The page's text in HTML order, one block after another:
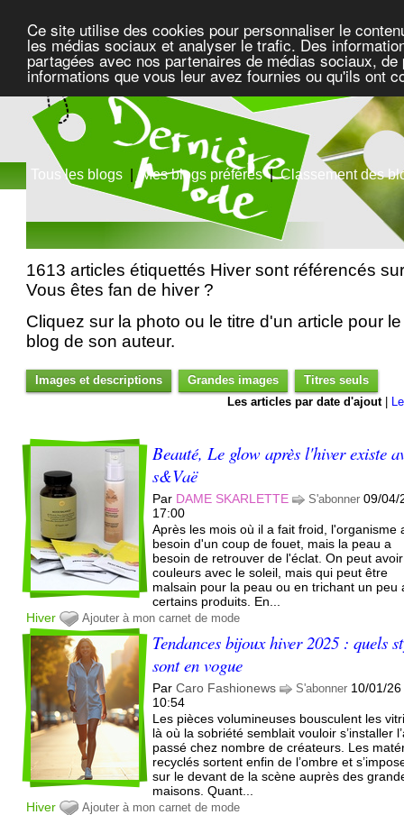
Ce site utilise des cookies pour personnaliser le
les médias sociaux et analyser le trafic. Des
partagées avec nos partenaires de médias sociaux,
informations que vous leur avez fournies ou qu'ils ont
Tous les blogs | Mes blogs préférés|Classement des
1613 articles étiquettés Hiver sont référencés
Vous êtes fan de hiver ?
Cliquez sur la photo ou le titre d'un article pour
blog de son auteur.
Images et descriptions Grandes images
Titres seuls
Les articles par date d'ajout|
Beauté, Le glow après l'hiver existe
s&Vaë
Par DAME SKARLETTE S'abonner 09/04/
17:00
Après les mois où il a fait froid, l'organisme
besoin d'un coup de fouet, mais la peau a
besoin de retrouver de l'éclat. On peut
couleurs avec le soleil, mais qui peut être
malsain pour la peau ou en trichant un peu
certains produits. En...
Hiver
Ajouter à mon carnet de mode
Tendances bijoux hiver 2025 : quels
sont en vogue
ParCaro Fashionews S'abonner 10/01/26
10:54
Les pièces volumineuses bousculent les
là où la sobriété semblait vouloir s’installer
passé chez nombre de créateurs. Les
recyclés sortent enfin de l’ombre et
sur le devant de la scène auprès des
maisons. Quant...
Hiver
Ajouter à mon carnet de mode